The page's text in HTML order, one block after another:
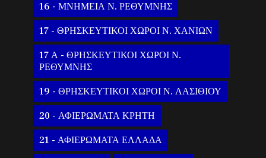
16 - ΜΝΗΜΕΙΑ Ν. ΡΕΘΥΜΝΗΣ
17 - ΘΡΗΣΚΕΥΤΙΚΟΙ ΧΩΡΟΙ Ν. ΧΑΝΙΩΝ
17 Α - ΘΡΗΣΚΕΥΤΙΚΟΙ ΧΩΡΟΙ Ν.
ΡΕΘΥΜΝΗΣ
19 - ΘΡΗΣΚΕΥΤΙΚΟΙ ΧΩΡΟΙ Ν. ΛΑΣΙΘΙΟΥ
20 - ΑΦΙΕΡΩΜΑΤΑ ΚΡΗΤΗ
21 - ΑΦΙΕΡΩΜΑΤΑ ΕΛΛΑΔΑ